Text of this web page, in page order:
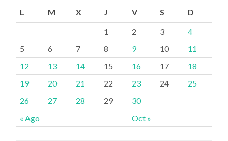
entradas
L
M X J V S D
« Ago Oct »
1 2 3
4
5
6 7 8 9 10
11
12
13 14 15 16 17
18
19
20 21 22 23 24
25
26
27 28 29 30